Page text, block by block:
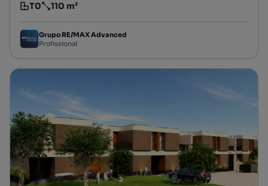
Tipologia
T0
Preço por metro quadrado
110 m²
Grupo RE/MAX Advanced
Profissional